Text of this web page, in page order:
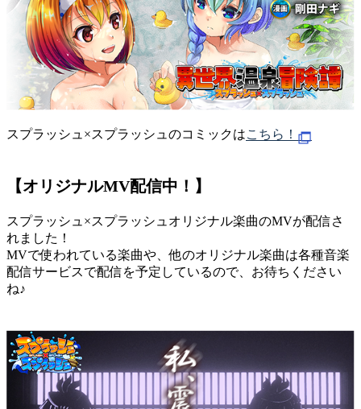
スプラッシュ×スプラッシュのコミックはこちら！
【オリジナルMV配信中！】
スプラッシュ×スプラッシュオリジナル楽曲のMVが配信さ
れました！
MVで使われている楽曲や、他のオリジナル楽曲は各種音楽
配信サービスで配信を予定しているので、お待ちください
ね♪